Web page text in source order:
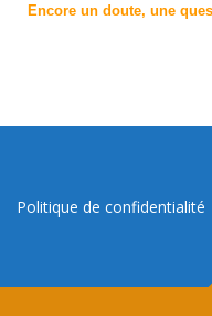
Encore un doute, une
Politique de confidentialité